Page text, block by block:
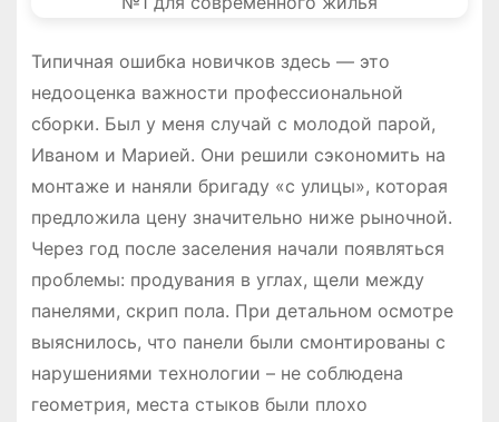
Типичная ошибка новичков здесь — это
недооценка важности профессиональной
сборки. Был у меня случай с молодой парой,
Иваном и Марией. Они решили сэкономить на
монтаже и наняли бригаду «с улицы», которая
предложила цену значительно ниже рыночной.
Через год после заселения начали появляться
проблемы: продувания в углах, щели между
панелями, скрип пола. При детальном осмотре
выяснилось, что панели были смонтированы с
нарушениями технологии – не соблюдена
геометрия, места стыков были плохо